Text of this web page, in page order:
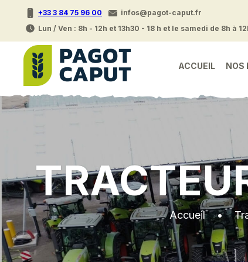
+33 3 84 75 96 00
infos@pagot-caput.fr
Lun / Ven : 8h - 12h et 13h30 - 18 h et le samedi de 8h à
ACCUEIL NOS
Accueil•